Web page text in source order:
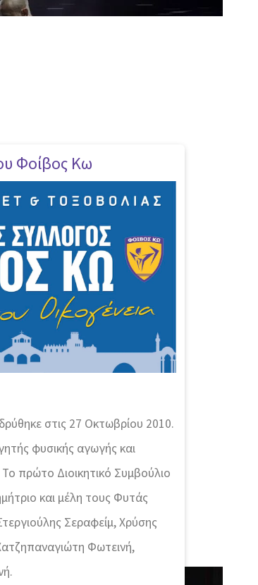
Φοίβος Κω
στις 27 Οκτωβρίου 2010.
φυσικής αγωγής και
πρώτο Διοικητικό Συμβούλιο
και μέλη τους Φυτάς
Σεραφείμ, Χρύσης
Φωτεινή,